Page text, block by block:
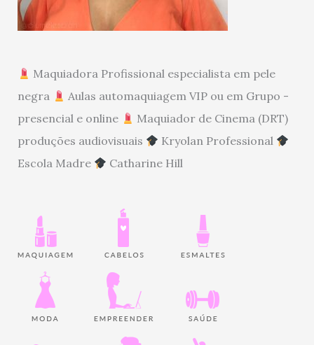
Maquiadora Profissional especialista em pele
negra
Aulas automaquiagem VIP ou em Grupo -
presencial e online
Maquiador de Cinema (DRT)
produções audiovisuais
Kryolan Professional
Escola Madre
Catharine Hill